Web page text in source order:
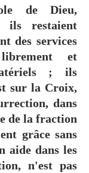
de Dieu,
ils restaient
des services
et
; ils
sur la Croix,
dans
de la fraction
grâce sans
aide dans les
n'est pas